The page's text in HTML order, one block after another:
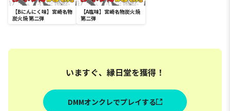
【Bにんにく味】宮崎名物
炭火焼 第二弾
【A塩味】宮崎名物炭火焼
第二弾
いますぐ、縁日堂を獲得！
DMMオンクレでプレイする